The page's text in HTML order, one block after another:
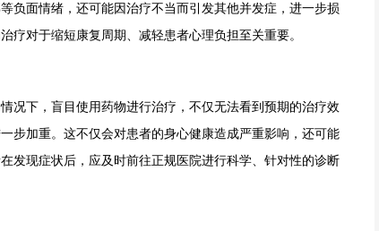
负面情绪，还可能因治疗不当而引发其他并发症，进一步损
疗对于缩短康复周期、减轻患者心理负担至关重要。
下，盲目使用药物进行治疗，不仅无法看到预期的治疗效
步加重。这不仅会对患者的身心健康造成严重影响，还可能
发现症状后，应及时前往正规医院进行科学、针对性的诊断